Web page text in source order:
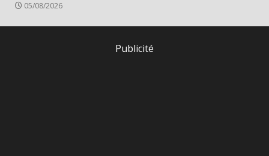
05/08/2026
Publicité